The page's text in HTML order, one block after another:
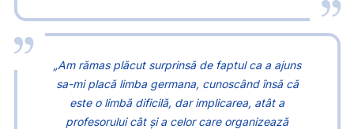
„Am rămas plăcut surprinsă de faptul ca a ajuns
sa-mi placă limba germana, cunoscând însă că
este o limbă dificilă, dar implicarea, atât a
profesorului cât și a celor care organizează